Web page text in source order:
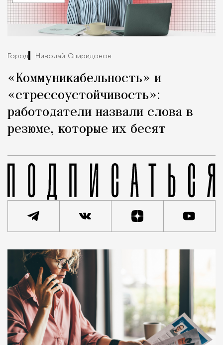
Город Николай Спиридонов
«Коммуникабельность» и
«стрессоустойчивость»:
работодатели назвали слова в
резюме, которые их бесят